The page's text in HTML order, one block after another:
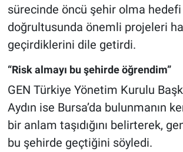
sürecinde öncü şehir olma hedefi
doğrultusunda önemli projeleri
geçirdiklerini dile getirdi.
“Risk almayı bu şehirde öğrendim”
GEN Türkiye Yönetim Kurulu
Aydın ise Bursa’da bulunmanın
bir anlam taşıdığını belirterek,
bu şehirde geçtiğini söyledi.